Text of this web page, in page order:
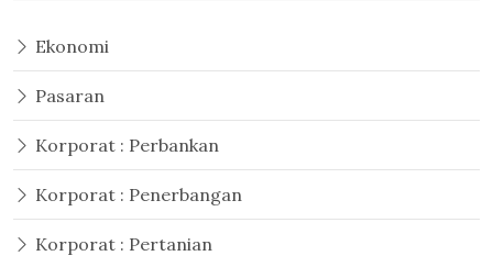
Ekonomi
Pasaran
Korporat : Perbankan
Korporat : Penerbangan
Korporat : Pertanian